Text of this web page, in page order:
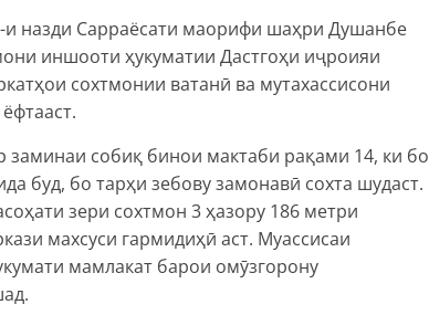
назди Сарраёсати маорифи шаҳри Душанбе
иншооти ҳукуматии Дастгоҳи иҷроияи
сохтмонии ватанӣ ва мутахассисони
заминаи собиқ бинои мактаби рақами 14, ки бо
буд, бо тарҳи зебову замонавӣ сохта шудаст.
зери сохтмон 3 ҳазору 186 метри
махсуси гармидиҳӣ аст. Муассисаи
мамлакат барои омӯзгорону